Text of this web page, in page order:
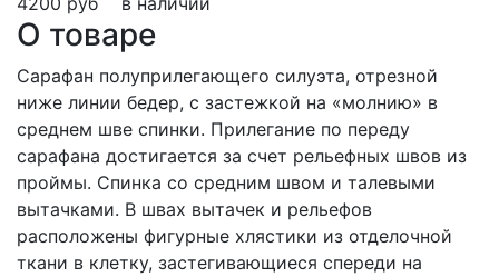
О товаре
Сарафан полуприлегающего силуэта, отрезной
ниже линии бедер, с застежкой на «молнию» в
среднем шве спинки. Прилегание по переду
сарафана достигается за счет рельефных швов из
проймы. Спинка со средним швом и талевыми
вытачками. В швах вытачек и рельефов
расположены фигурные хлястики из отделочной
ткани в клетку, застегивающиеся спереди на